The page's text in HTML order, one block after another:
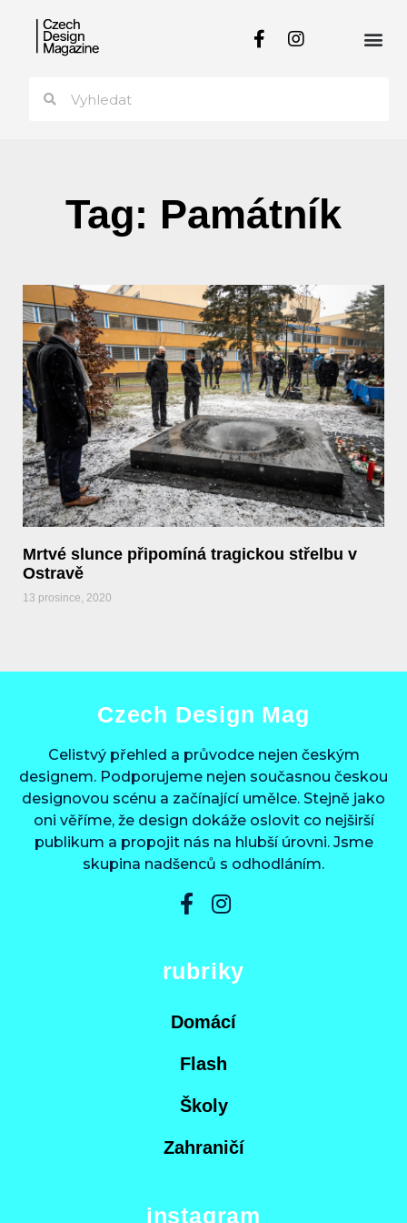
Tag: Památník
Mrtvé slunce připomíná tragickou střelbu v
Ostravě
13 prosince, 2020
Czech Design Mag
Celistvý přehled a průvodce nejen českým
designem. Podporujeme nejen současnou českou
designovou scénu a začínající umělce. Stejně jako
oni věříme, že design dokáže oslovit co nejširší
publikum a propojit nás na hlubší úrovni. Jsme
skupina nadšenců s odhodláním.
rubriky
Domácí
Flash
Školy
Zahraničí
instagram